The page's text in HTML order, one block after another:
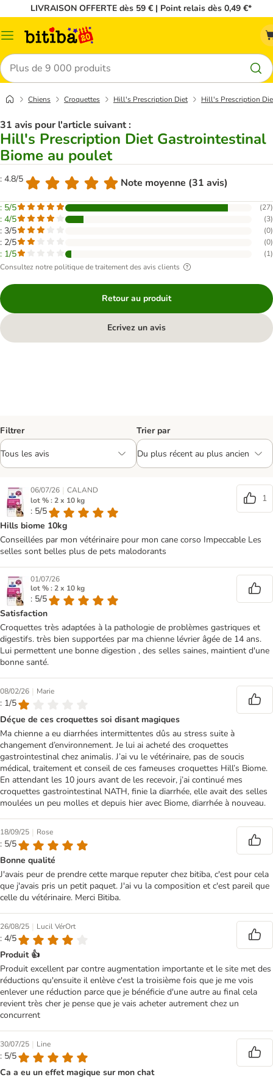
LIVRAISON OFFERTE dès 59 € | Point relais dès 0,49 €*
Menu
Rechercher
Chiens Croquettes Hill's Prescription Diet Hill's Prescription
31 avis pour l'article suivant :
Hill's Prescription Diet Gastrointestinal
Biome au poulet
: 4.8/5 Note moyenne (31 avis)
: 5/5 (27)
: 4/5 (3)
: 3/5 (0)
: 2/5 (0)
: 1/5 (1)
Consultez notre politique de traitement des avis clients
Retour au produit
Ecrivez un avis
Filtrer Trier par
06/07/26 | CALAND
lot % : 2 x 10 kg
: 5/5
1
Hills biome 10kg
Conseillées par mon vétérinaire pour mon cane corso Impeccable Les
selles sont belles plus de pets malodorants
01/07/26
lot % : 2 x 10 kg
: 5/5
Satisfaction
Croquettes très adaptées à la pathologie de problèmes gastriques et
digestifs. très bien supportées par ma chienne lévrier âgée de 14 ans.
Lui permettent une bonne digestion , des selles saines, maintient d'une
bonne santé.
08/02/26 | Marie
: 1/5
Déçue de ces croquettes soi disant magiques
Ma chienne a eu diarrhées intermittentes dûs au stress suite à
changement d’environnement. Je lui ai acheté des croquettes
gastrointestinal chez animalis. J’ai vu le vétérinaire, pas de soucis
médical, traitement et conseil de ces fameuses croquettes Hill’s Biome.
En attendant les 10 jours avant de les recevoir, j’ai continué mes
croquettes gastrointestinal NATH, finie la diarrhée, elle avait des selles
moulées un peu molles et depuis hier avec Biome, diarrhée à nouveau.
18/09/25 | Rose
: 5/5
Bonne qualité
J'avais peur de prendre cette marque reputer chez bitiba, c'est pour cela
que j'avais pris un petit paquet. J'ai vu la composition et c'est pareil que
celle du vétérinaire. Merci Bitiba.
26/08/25 | Lucil VérOrt
: 4/5
Produit 👍
Produit excellent par contre augmentation importante et le site met des
réductions qu'ensuite il enlève c'est la troisième fois que je me vois
enlever une réduction parce que je bénéficie d'une autre au final cela
revient très cher je pense que je vais acheter autrement chez un
concurrent
30/07/25 | Line
: 5/5
Ca a eu un effet magique sur mon chat